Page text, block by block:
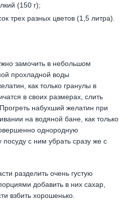
(150 г);
трех разных цветов (1,5 литра).
замочить в небольшом
прохладной воды
как только гранулы в
в своих размерах, слить
набухший желатин при
на водяной бане, как только
однородную
с ним убрать сразу же с
разделить очень густую
добавить в них сахар,
взбить хорошенько.